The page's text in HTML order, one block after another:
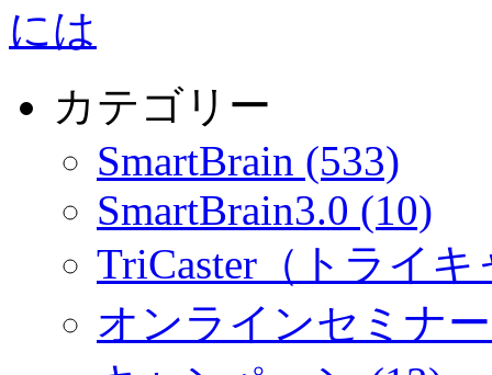
には
カテゴリー
SmartBrain (533)
SmartBrain3.0 (10)
TriCaster（トライ
オンラインセミナ